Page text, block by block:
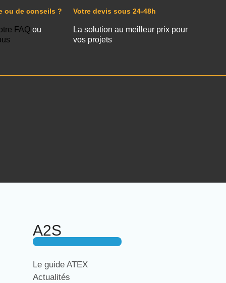
ou de conseils ?
FAQou
Votre devis sous 24-48h
La solution au meilleur prix pour
vos projets
A2S
Le guide ATEX
Actualités